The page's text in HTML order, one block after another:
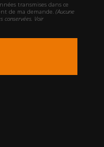
transmises dans ce
de ma demande.(Aucune
conservées. Voir